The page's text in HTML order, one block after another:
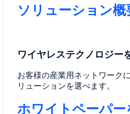
ソリューション概
ワイヤレステクノロジー
お客様の産業用ネットワーク
リューションを選べます。
ホワイトペーパー